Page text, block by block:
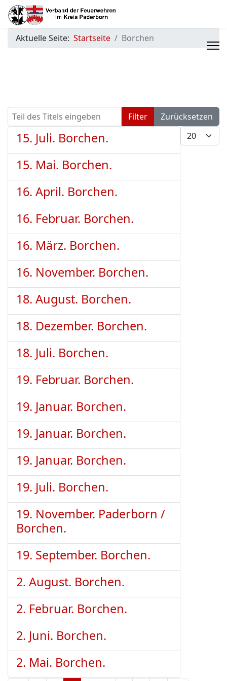
Aktuelle Seite: Startseite Borchen
Teil des Titels eingeben Filter
Zurücksetzen
Anzeige #
15. Juli. Borchen.
15. Mai. Borchen.
16. April. Borchen.
16. Februar. Borchen.
16. März. Borchen.
16. November. Borchen.
18. August. Borchen.
18. Dezember. Borchen.
18. Juli. Borchen.
19. Februar. Borchen.
19. Januar. Borchen.
19. Januar. Borchen.
19. Januar. Borchen.
19. Juli. Borchen.
19. November. Paderborn /
Borchen.
19. September. Borchen.
2. August. Borchen.
2. Februar. Borchen.
2. Juni. Borchen.
2. Mai. Borchen.